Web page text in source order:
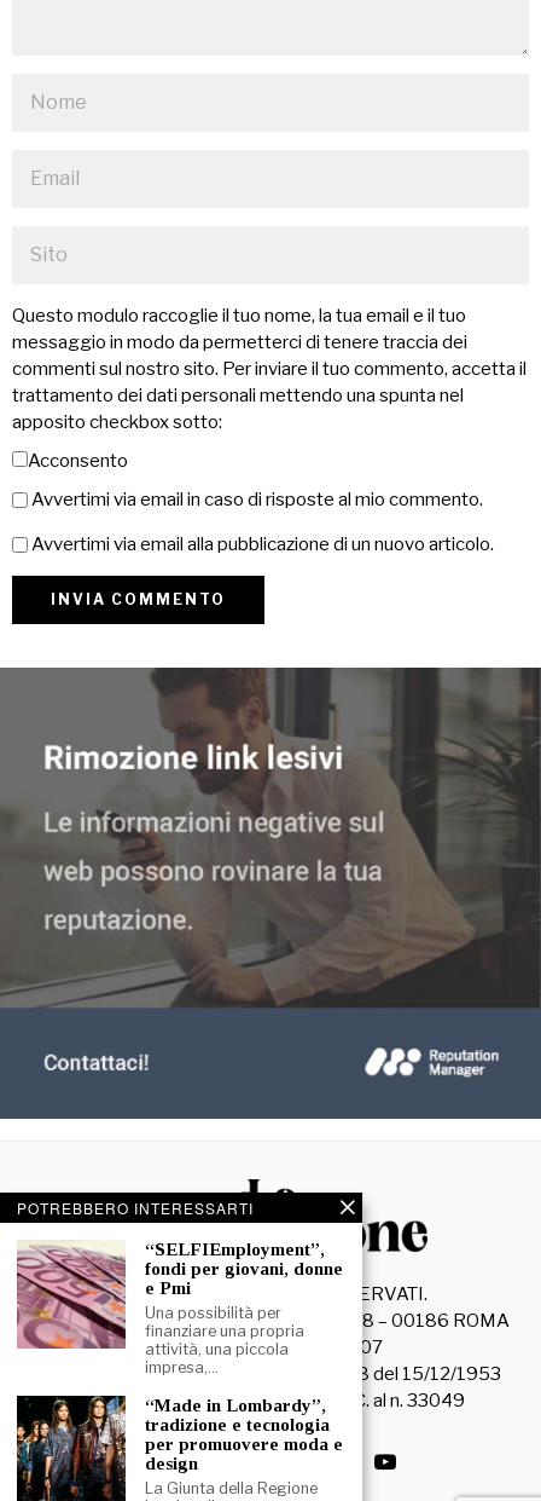
Questo modulo raccoglie il tuo nome, la tua email e il tuo
messaggio in modo da permetterci di tenere traccia dei
commenti sul nostro sito. Per inviare il tuo commento, accetta il
trattamento dei dati personali mettendo una spunta nel
apposito checkbox sotto:
Acconsento
Avvertimi via email in caso di risposte al mio commento.
Avvertimi via email alla pubblicazione di un nuovo articolo.
© 2026- TUTTI I DIRITTI RISERVATI.
La Discussione S.r.l. – Piazza Capranica, 78 – 00186 ROMA
C.F. e P. IVA 15045971007
Registrazione Tribunale di Roma n. 3628 del 15/12/1953
La società editrice è iscritta al R.O.C. al n. 33049
POTREBBERO INTERESSARTI
“SELFIEmployment”,
fondi per giovani, donne
e Pmi
Una possibilità per
finanziare una propria
attività, una piccola
impresa,…
“Made in Lombardy”,
tradizione e tecnologia
per promuovere moda e
design
La Giunta della Regione